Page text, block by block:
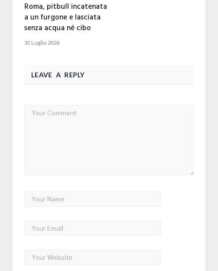
Roma, pitbull incatenata
a un furgone e lasciata
senza acqua né cibo
31 Luglio 2026
LEAVE A REPLY